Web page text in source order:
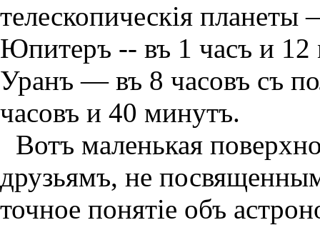
телескопическiя
Юпитеръ -- въ 1 часъ и
Уранъ — въ 8 часовъ съ
часовъ и 40 минутъ.
Вотъ маленькая
друзьямъ, не
точное понятiе объ